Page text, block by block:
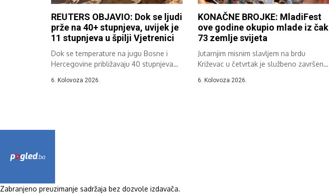
REUTERS OBJAVIO: Dok se ljudi
prže na 40+ stupnjeva, uvijek je
11 stupnjeva u špilji Vjetrenici
Dok se temperature na jugu Bosne i
Hercegovine približavaju 40 stupnjeva
6. Kolovoza 2026.
KONAČNE BROJKE: MladiFest
ove godine okupio mlade iz čak
73 zemlje svijeta
Jutarnjim misnim slavljem na brdu
Križevac u četvrtak je službeno završen
6. Kolovoza 2026.
Zabranjeno preuzimanje sadržaja bez dozvole izdavača.